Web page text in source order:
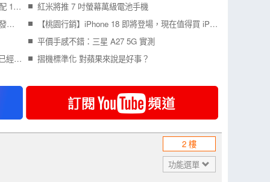
Redmi Turbo 6 Max 外型曝光 7 吋 2K 大螢幕配 10000mAh 電池 挑戰超長續航
更多 iPhone Air 2 可靠消息曝光，預計明年初發表！
記憶體報價不斷狂漲，所佔旗艦手機成本比例已經比處理器還要高
紅米將推 7 吋螢幕萬級電池手機
【桃園行銷】iPhone 18 即將登場，現在值得買 iPhone 17 嗎？四款機型一次比較！
平價手感不錯：三星 A27 5G 實測
摺機標準化 對蘋果來說是好事？
2 樓
功能選單